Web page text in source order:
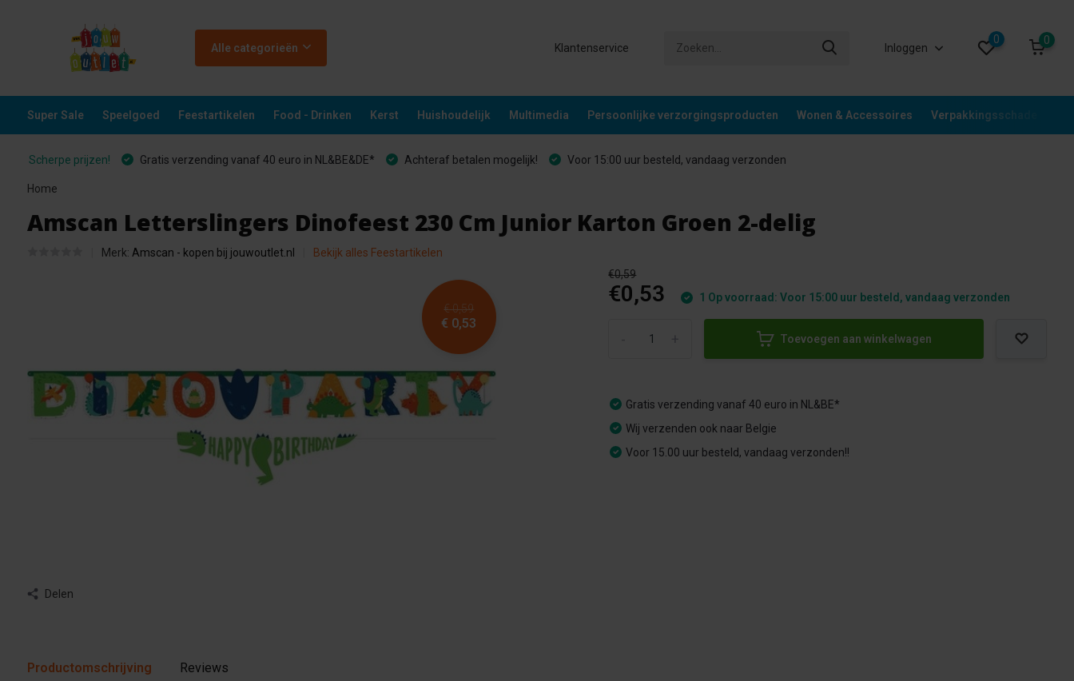
Alle categorieën Klantenservice Inloggen
0 0
Super Sale Speelgoed Feestartikelen Food - Drinken Kerst Huishoudelijk Multimedia Persoonlijke verzorgingsproducten Wonen & Accessoires Verpakkingsschade
Scherpe prijzen! Gratis verzending vanaf 40 euro in NL&BE&DE* Achteraf betalen mogelijk! Voor 15:00 uur besteld, vandaag verzonden
Home
Amscan Letterslingers Dinofeest 230 Cm Junior Karton Groen 2-delig
Merk: Amscan - kopen bij jouwoutlet.nl Bekijk alles Feestartikelen
€ 0,59
€ 0,53
Delen
€0,59
€0,53 1 Op voorraad: Voor 15:00 uur besteld, vandaag verzonden
Toevoegen aan winkelwagen
Gratis verzending vanaf 40 euro in NL&BE*
Wij verzenden ook naar Belgie
Voor 15.00 uur besteld, vandaag verzonden!!
Productomschrijving Reviews